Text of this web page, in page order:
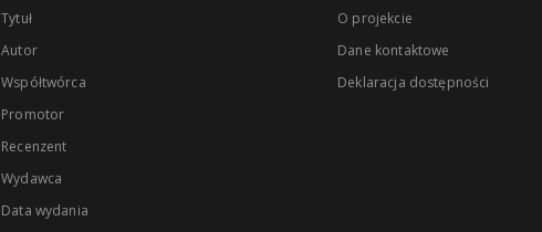
Tytuł
Autor
Współtwórca
Promotor
Recenzent
Wydawca
Data wydania
O projekcie
Dane kontaktowe
Deklaracja dostępności